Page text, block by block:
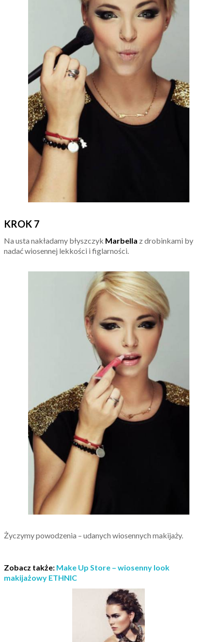
KROK 7
Na usta nakładamy błyszczyk Marbella z drobinkami by
nadać wiosennej lekkości i figlarności.
Życzymy powodzenia – udanych wiosennych makijaży.
Zobacz także: Make Up Store – wiosenny look
makijażowy ETHNIC